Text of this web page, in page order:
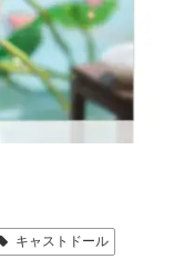
キャストドール